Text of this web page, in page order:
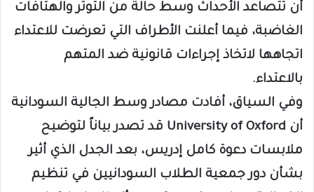
أن تتصاعد الأحداث وسط حالة من التوتر والهتافات
الغاضبة، فيما أعلنت الأطراف التي تعرضت للاعتداء
اتجاهها لاتخاذ إجراءات قانونية ضد المتهم
بالاعتداء.
وفي السياق، أفادت مصادر وسط الجالية السودانية
أن University of Oxford قد تصدر بياناً لتوضيح
ملابسات دعوة كامل إدريس، بعد الجدل الذي أثير
بشأن دور جمعية الطلاب السودانيين في تنظيم